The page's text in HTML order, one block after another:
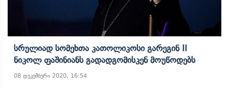
Სრულიად Სომეხთა Კათოლიკოსი Გარეგინ II
Ნიკოლ Ფაშინიანს Გადადგომისკენ Მოუწოდებს
08 დეკემბერი 2020, 16:54